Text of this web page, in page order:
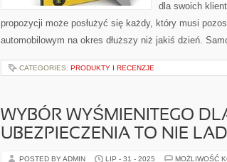
dla swoich
propozycji może posłużyć się każdy, który musi
automobilowym na okres dłuższy niż jakiś dzień.
CATEGORIES: PRODUKTY I RECENZJE
WYBÓR WYŚMIENITEGO
UBEZPIECZENIA TO NIE
POSTED BY ADMIN LIP - 31 - 2025 MOŻLIWOŚĆ